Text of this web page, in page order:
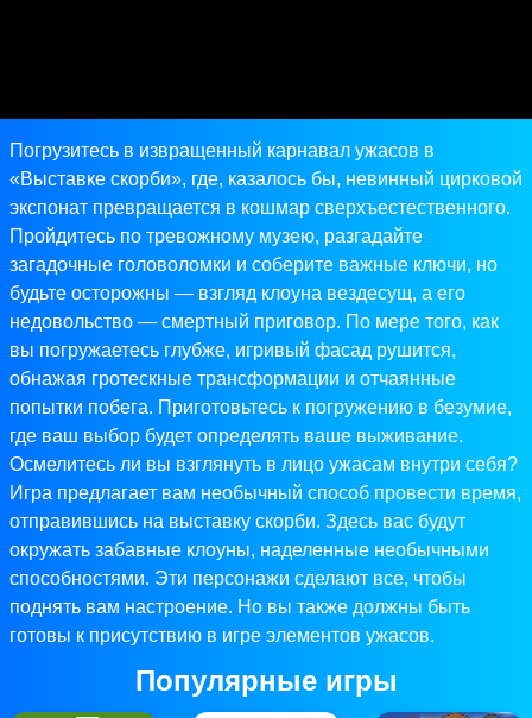
Погрузитесь в извращенный карнавал ужасов в
«Выставке скорби», где, казалось бы, невинный цирковой
экспонат превращается в кошмар сверхъестественного.
Пройдитесь по тревожному музею, разгадайте
загадочные головоломки и соберите важные ключи, но
будьте осторожны — взгляд клоуна вездесущ, а его
недовольство — смертный приговор. По мере того, как
вы погружаетесь глубже, игривый фасад рушится,
обнажая гротескные трансформации и отчаянные
попытки побега. Приготовьтесь к погружению в безумие,
где ваш выбор будет определять ваше выживание.
Осмелитесь ли вы взглянуть в лицо ужасам внутри себя?
Игра предлагает вам необычный способ провести время,
отправившись на выставку скорби. Здесь вас будут
окружать забавные клоуны, наделенные необычными
способностями. Эти персонажи сделают все, чтобы
поднять вам настроение. Но вы также должны быть
готовы к присутствию в игре элементов ужасов.
Популярные игры